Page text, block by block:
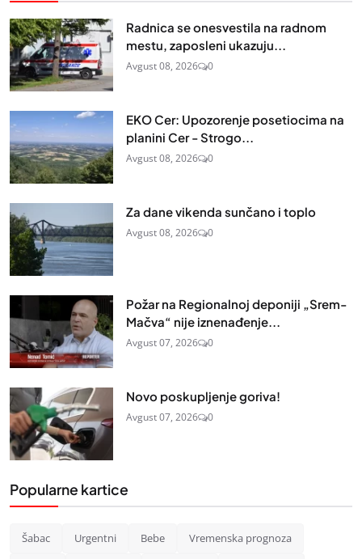
Radnica se onesvestila na radnom
mestu, zaposleni ukazuju...
Avgust 08, 2026 0
EKO Cer: Upozorenje posetiocima na
planini Cer - Strogo...
Avgust 08, 2026 0
Za dane vikenda sunčano i toplo
Avgust 08, 2026 0
Požar na Regionalnoj deponiji „Srem-
Mačva“ nije iznenađenje...
Avgust 07, 2026 0
Novo poskupljenje goriva!
Avgust 07, 2026 0
Popularne kartice
Šabac Urgentni Bebe Vremenska prognoza